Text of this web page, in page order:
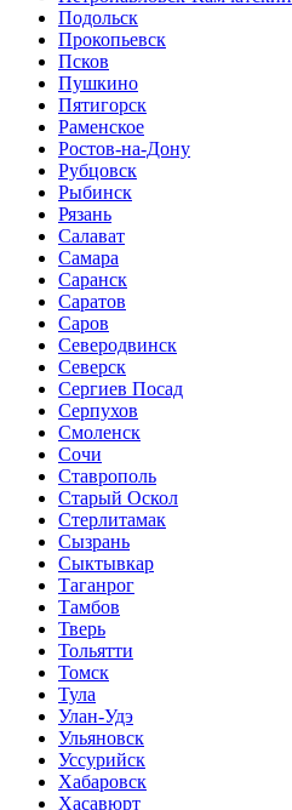
Подольск
Прокопьевск
Псков
Пушкино
Пятигорск
Раменское
Ростов-на-Дону
Рубцовск
Рыбинск
Рязань
Салават
Самара
Саранск
Саратов
Саров
Северодвинск
Северск
Сергиев Посад
Серпухов
Смоленск
Сочи
Ставрополь
Старый Оскол
Стерлитамак
Сызрань
Сыктывкар
Таганрог
Тамбов
Тверь
Тольятти
Томск
Тула
Улан-Удэ
Ульяновск
Уссурийск
Хабаровск
Хасавюрт